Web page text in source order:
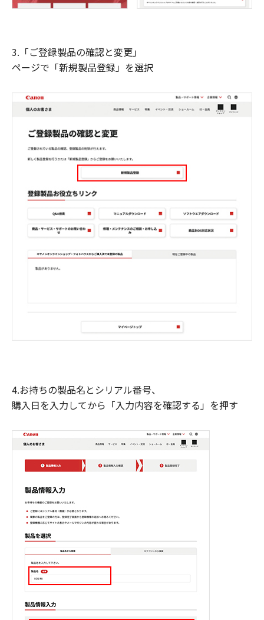
3.「ご登録製品の確認と変更」
ページで「新規製品登録」を選択
4.お持ちの製品名とシリアル番号、
購入日を入力してから「入力内容を確認する」を押す